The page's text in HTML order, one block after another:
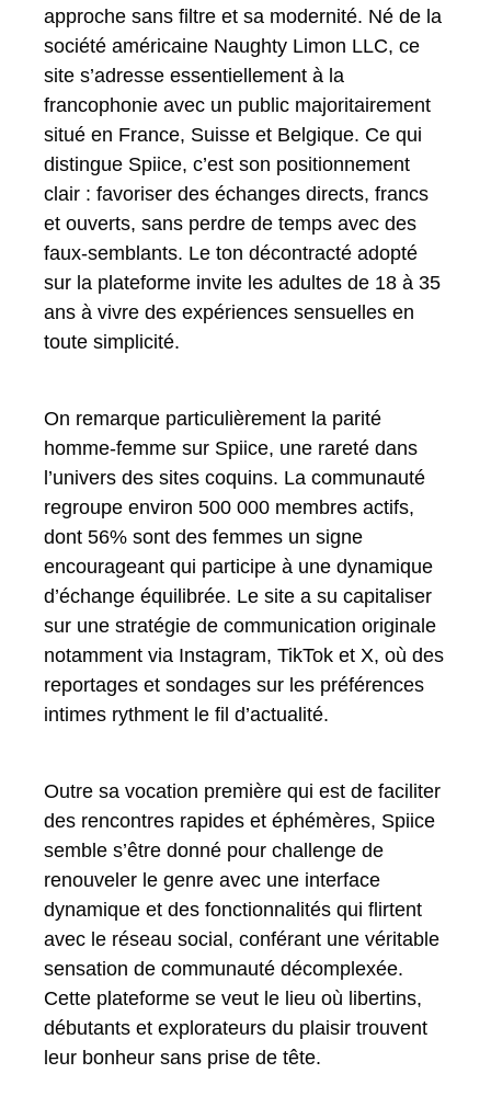
approche sans filtre et sa modernité. Né de la
société américaine Naughty Limon LLC, ce
site s’adresse essentiellement à la
francophonie avec un public majoritairement
situé en France, Suisse et Belgique. Ce qui
distingue Spiice, c’est son positionnement
clair : favoriser des échanges directs, francs
et ouverts, sans perdre de temps avec des
faux-semblants. Le ton décontracté adopté
sur la plateforme invite les adultes de 18 à 35
ans à vivre des expériences sensuelles en
toute simplicité.
On remarque particulièrement la parité
homme-femme sur Spiice, une rareté dans
l’univers des sites coquins. La communauté
regroupe environ 500 000 membres actifs,
dont 56% sont des femmes un signe
encourageant qui participe à une dynamique
d’échange équilibrée. Le site a su capitaliser
sur une stratégie de communication originale
notamment via Instagram, TikTok et X, où des
reportages et sondages sur les préférences
intimes rythment le fil d’actualité.
Outre sa vocation première qui est de faciliter
des rencontres rapides et éphémères, Spiice
semble s’être donné pour challenge de
renouveler le genre avec une interface
dynamique et des fonctionnalités qui flirtent
avec le réseau social, conférant une véritable
sensation de communauté décomplexée.
Cette plateforme se veut le lieu où libertins,
débutants et explorateurs du plaisir trouvent
leur bonheur sans prise de tête.